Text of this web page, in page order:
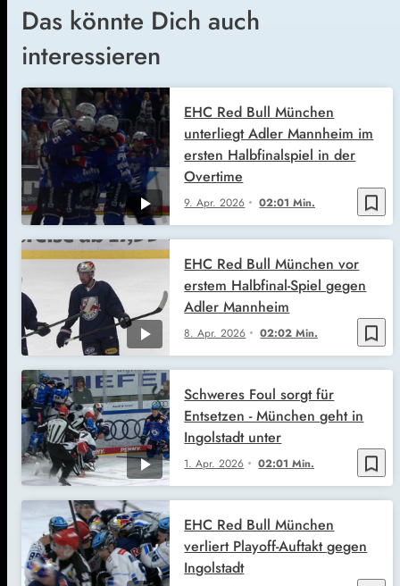
Das könnte Dich auch
interessieren
bookmark_border
9. Apr. 2026 02:01 Min.
EHC Red Bull München
unterliegt Adler Mannheim im
ersten Halbfinalspiel in der
Overtime
bookmark_border
8. Apr. 2026 02:02 Min.
EHC Red Bull München vor
erstem Halbfinal-Spiel gegen
Adler Mannheim
bookmark_border
1. Apr. 2026 02:01 Min.
Schweres Foul sorgt für
Entsetzen - München geht in
Ingolstadt unter
EHC Red Bull München
verliert Playoff-Auftakt gegen
Ingolstadt